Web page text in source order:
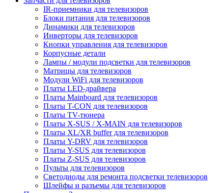
IR-приемники для телевизоров
Блоки питания для телевизоров
Динамики для телевизоров
Инверторы для телевизоров
Кнопки управления для телевизоров
Корпусные детали
Лампы / модули подсветки для телевизоров
Матрицы для телевизоров
Модули WiFi для телевизоров
Платы LED-драйвера
Платы Mainboard для телевизоров
Платы T-CON для телевизоров
Платы TV-тюнера
Платы X-SUS / X-MAIN для телевизоров
Платы XL/XR buffer для телевизоров
Платы Y-DRV для телевизоров
Платы Y-SUS для телевизоров
Платы Z-SUS для телевизоров
Пульты для телевизоров
Светодиоды для ремонта подсветки телевизоров
Шлейфы и разъемы для телевизоров